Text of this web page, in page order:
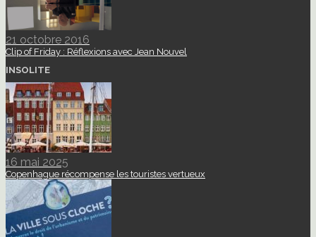
21 octobre 2016
Clip of Friday : Réflexions avec Jean Nouvel
INSOLITE
16 mai 2025
Copenhague récompense les touristes vertueux